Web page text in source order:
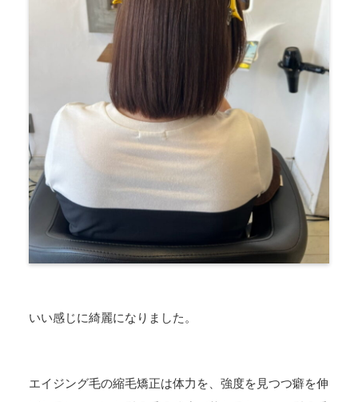
いい感じに綺麗になりました。
エイジング毛の縮毛矯正は体力を、強度を見つつ癖を伸